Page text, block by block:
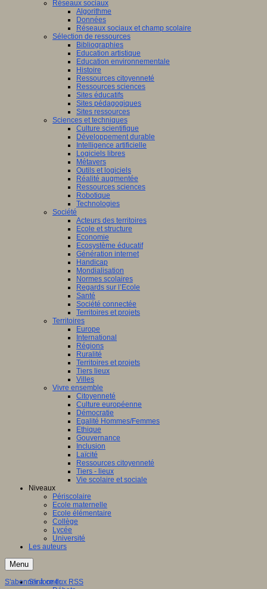
Réseaux sociaux
Algorithme
Données
Réseaux sociaux et champ scolaire
Sélection de ressources
Bibliographies
Education artistique
Education environnementale
Histoire
Ressources citoyenneté
Ressources sciences
Sites éducatifs
Sites pédagogiques
Sites ressources
Sciences et techniques
Culture scientifique
Développement durable
Intelligence artificielle
Logiciels libres
Métavers
Outils et logiciels
Réalité augmentée
Ressources sciences
Robotique
Technologies
Société
Acteurs des territoires
Ecole et structure
Economie
Ecosystème éducatif
Génération internet
Handicap
Mondialisation
Normes scolaires
Regards sur l’Ecole
Santé
Société connectée
Territoires et projets
Territoires
Europe
International
Régions
Ruralité
Territoires et projets
Tiers lieux
Villes
Vivre ensemble
Citoyenneté
Culture européenne
Démocratie
Egalité Hommes/Femmes
Ethique
Gouvernance
Inclusion
Laïcité
Ressources citoyenneté
Tiers - lieux
Vie scolaire et sociale
Niveaux
Périscolaire
Ecole maternelle
Ecole élémentaire
Collège
Lycée
Université
Les auteurs
Menu
S'informer
S'abonner à ce flux RSS